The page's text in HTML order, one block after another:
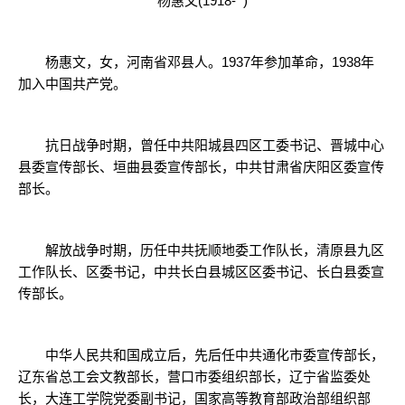
杨惠文，女，河南省邓县人。1937年参加革命，1938年
加入中国共产党。
抗日战争时期，曾任中共阳城县四区工委书记、晋城中心
县委宣传部长、垣曲县委宣传部长，中共甘肃省庆阳区委宣传
部长。
解放战争时期，历任中共抚顺地委工作队长，清原县九区
工作队长、区委书记，中共长白县城区区委书记、长白县委宣
传部长。
中华人民共和国成立后，先后任中共通化市委宣传部长，
辽东省总工会文教部长，营口市委组织部长，辽宁省监委处
长，大连工学院党委副书记，国家高等教育部政治部组织部